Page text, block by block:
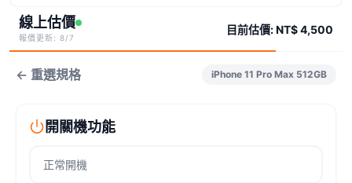
線上估價
報價更新: 8/7
目前估價:NT$ 4,500
← 重選規格 iPhone 11 Pro Max 512GB
開關機功能
正常開機